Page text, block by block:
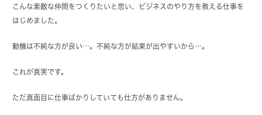
こんな素敵な仲間をつくりたいと思い、ビジネスのやり方を教える仕事を
はじめました。
動機は不純な方が良い…。不純な方が結果が出やすいから…。
これが真実です。
ただ真面目に仕事ばかりしていても仕方がありません。